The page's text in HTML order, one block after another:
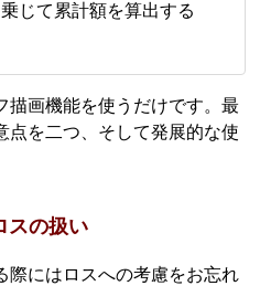
じて累計額を算出する
描画機能を使うだけです。最
点を二つ、そして発展的な使
スの扱い
際にはロスへの考慮をお忘れ